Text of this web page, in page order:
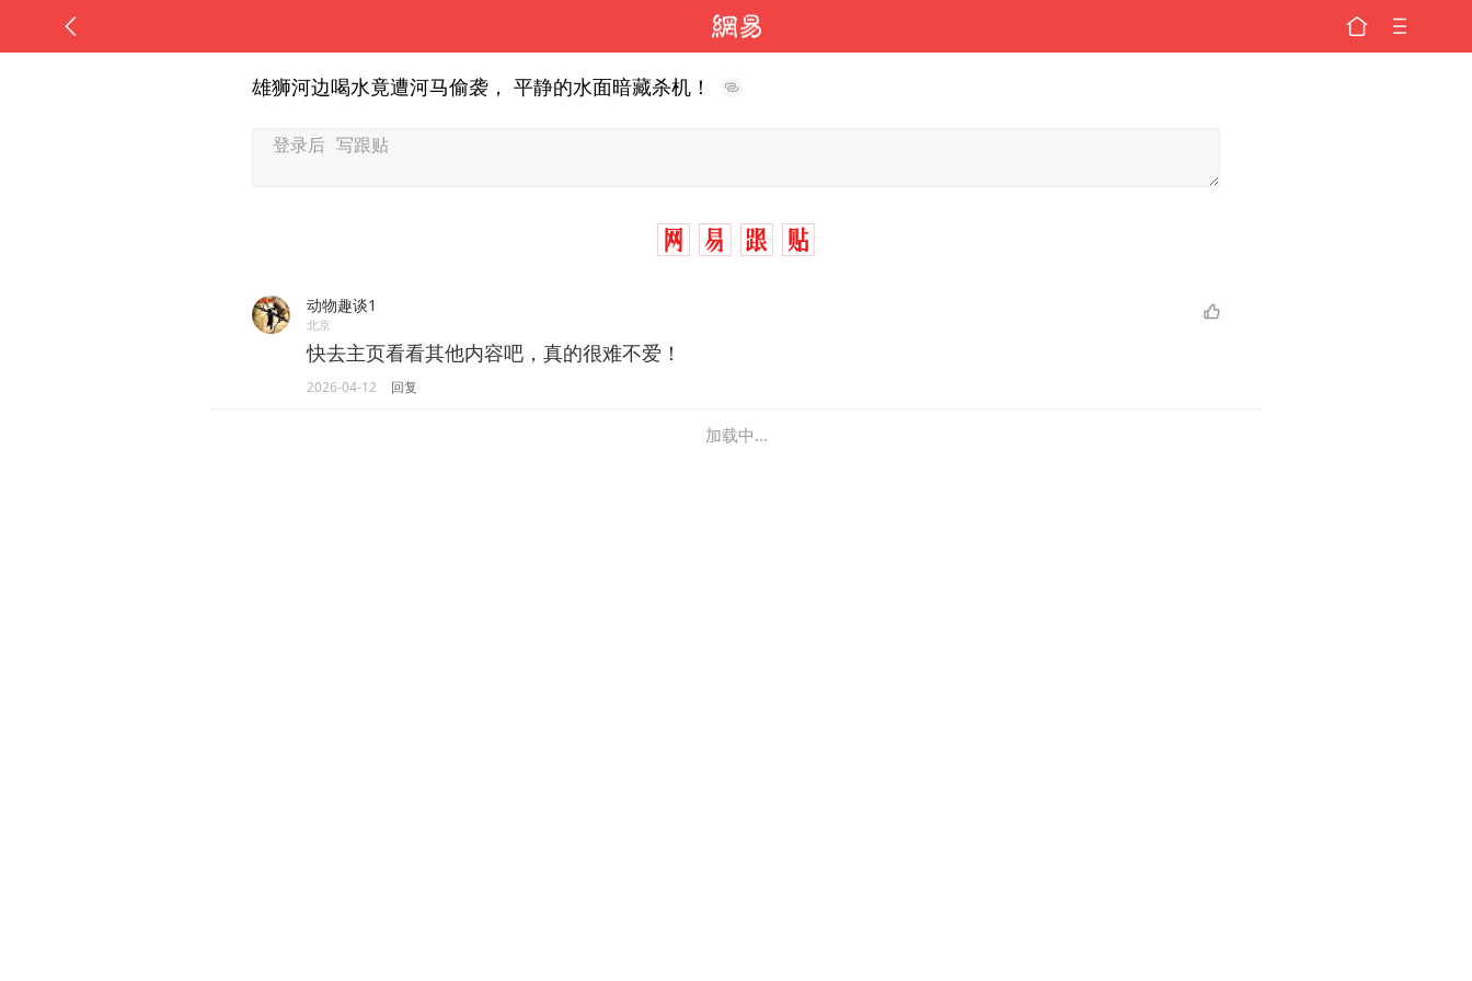
雄狮河边喝水竟遭河马偷袭， 平静的水面暗藏杀机！
动物趣谈1
北京
快去主页看看其他内容吧，真的很难不爱！
2026-04-12 回复
加载中...